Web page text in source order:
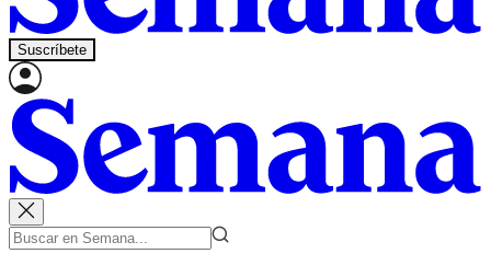
Suscríbete